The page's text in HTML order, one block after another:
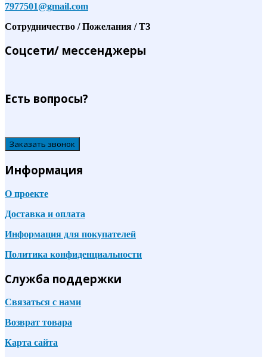
7977501@gmail.com
Сотрудничество / Пожелания / ТЗ
Соцсети/ мессенджеры
Есть вопросы?
Заказать звонок
Информация
О проекте
Доставка и оплата
Информация для покупателей
Политика конфиденциальности
Служба поддержки
Связаться с нами
Возврат товара
Карта сайта